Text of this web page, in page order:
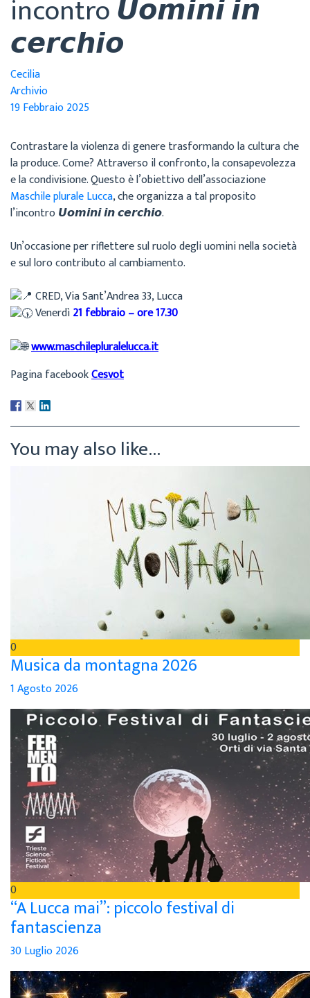
incontro 𝙐𝙤𝙢𝙞𝙣𝙞 𝙞𝙣
𝙘𝙚𝙧𝙘𝙝𝙞𝙤
Cecilia
Archivio
19 Febbraio 2025
Contrastare la violenza di genere trasformando la cultura che
la produce. Come? Attraverso il confronto, la consapevolezza
e la condivisione. Questo è l’obiettivo dell’associazione
Maschile plurale Lucca, che organizza a tal proposito
l’incontro 𝙐𝙤𝙢𝙞𝙣𝙞 𝙞𝙣 𝙘𝙚𝙧𝙘𝙝𝙞𝙤.
Un’occasione per riflettere sul ruolo degli uomini nella società
e sul loro contributo al cambiamento.
CRED, Via Sant’Andrea 33, Lucca
Venerdì21 febbraio – ore 17.30
www.maschilepluralelucca.it
Pagina facebookCesvot
You may also like...
0
Musica da montagna 2026
1 Agosto 2026
0
“A Lucca mai”: piccolo festival di
fantascienza
30 Luglio 2026